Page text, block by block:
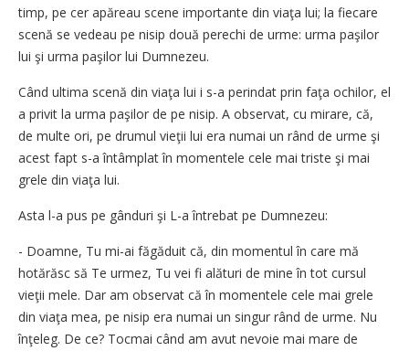
timp, pe cer apăreau scene importante din viaţa lui; la fiecare
scenă se vedeau pe nisip două perechi de urme: urma paşilor
lui şi urma paşilor lui Dumnezeu.
Când ultima scenă din viaţa lui i s-a perindat prin faţa ochilor, el
a privit la urma paşilor de pe nisip. A observat, cu mirare, că,
de multe ori, pe drumul vieţii lui era numai un rând de urme şi
acest fapt s-a întâmplat în momentele cele mai triste şi mai
grele din viaţa lui.
Asta l-a pus pe gânduri şi L-a întrebat pe Dumnezeu:
- Doamne, Tu mi-ai făgăduit că, din momentul în care mă
hotărăsc să Te urmez, Tu vei fi alături de mine în tot cursul
vieţii mele. Dar am observat că în momentele cele mai grele
din viaţa mea, pe nisip era numai un singur rând de urme. Nu
înţeleg. De ce? Tocmai când am avut nevoie mai mare de